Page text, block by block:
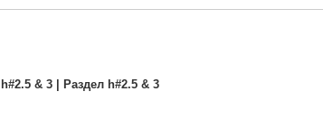
& 3 | Раздел h#2.5 & 3